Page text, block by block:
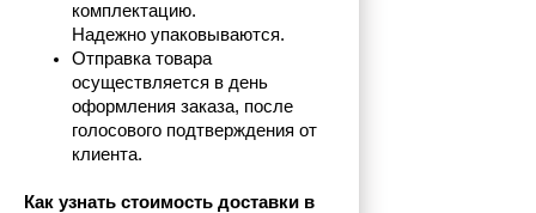
комплектацию.
Надежно упаковываются.
Отправка товара
осуществляется в день
оформления заказа, после
голосового подтверждения от
клиента.
Как узнать стоимость доставки в